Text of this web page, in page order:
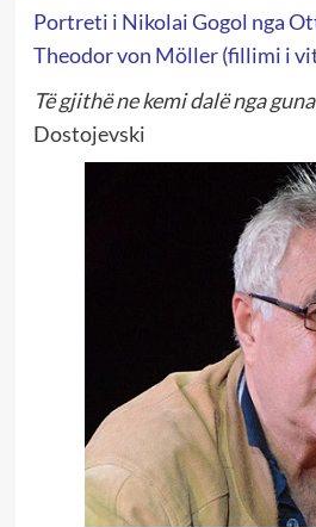
Portreti i Nikolai Gogol nga
Theodor von Möller (fillimi i
Të gjithë ne kemi dalë nga
Dostojevski